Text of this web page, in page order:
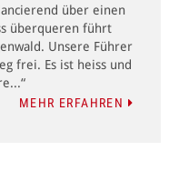
über einen
überqueren führt
Unsere Führer
frei. Es ist heiss und
MEHR ERFAHREN